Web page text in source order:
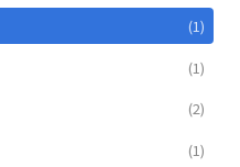
(1)
(1)
(2)
(1)